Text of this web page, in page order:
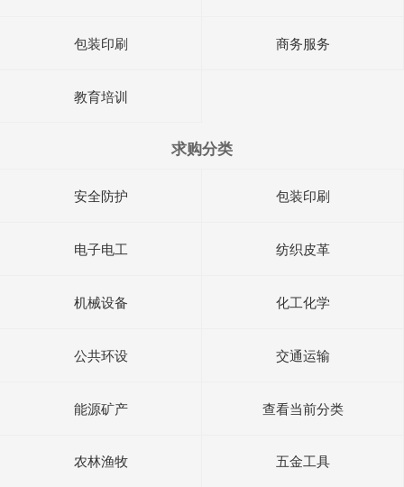
包装印刷 商务服务
教育培训
求购分类
安全防护 包装印刷
电子电工 纺织皮革
机械设备 化工化学
公共环设 交通运输
能源矿产 查看当前分类
农林渔牧 五金工具